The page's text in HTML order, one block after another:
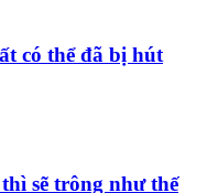
có thể đã bị hút
sẽ trông như thế